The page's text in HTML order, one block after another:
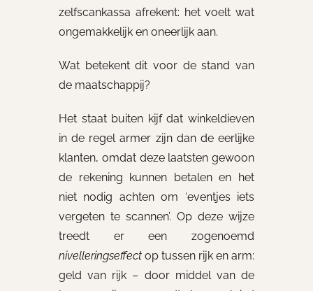
zelfscankassa afrekent: het voelt wat
ongemakkelijk en oneerlijk aan.
Wat betekent dit voor de stand van
de maatschappij?
Het staat buiten kijf dat winkeldieven
in de regel armer zijn dan de eerlijke
klanten, omdat deze laatsten gewoon
de rekening kunnen betalen en het
niet nodig achten om ‘eventjes iets
vergeten te scannen’. Op deze wijze
treedt er een zogenoemd
nivelleringseffect op tussen rijk en arm:
geld van rijk – door middel van de